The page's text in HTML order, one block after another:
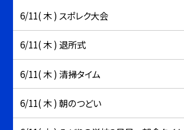
6/11( 木 ) スポレク大会
6/11( 木 ) 退所式
6/11( 木 ) 清掃タイム
6/11( 木 ) 朝のつどい